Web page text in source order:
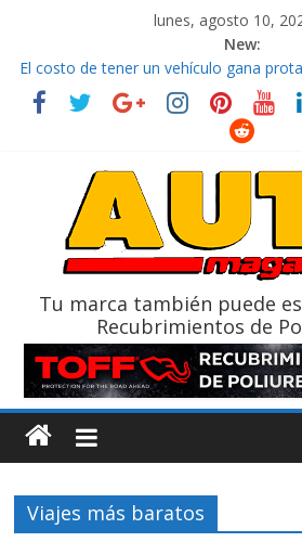
lunes, agosto 10,
New:
La FEDAK recibe 12 Sinotruk Bolden
Vuelta
El costo de tener un vehículo gana
¿Qué puede pasar con tu vehículo si
La Vuelta al Ecuador 2026, edición 47ª,
Tu marca también puede
Recubrimientos de
Viajes más baratos